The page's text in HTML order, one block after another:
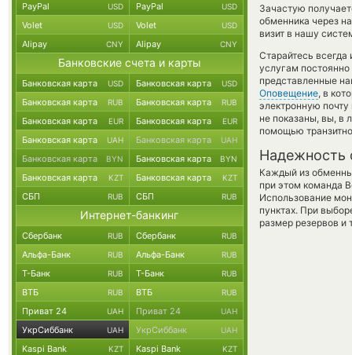
Зачастую
обменника через
визит в нашу
Старайтесь всегда
услугам
представленные
Оповещение, в
электронную
не показаны, вы, в
помощью
Надежность
Каждый из
при этом команда
Использование
пунктах. При
размер резервов и
PayPal USD PayPal USD
Volet USD Volet USD
Alipay CNY Alipay CNY
Банковские счета и карты
Банковская карта USD Банковская карта USD
Банковская карта RUB Банковская карта RUB
Банковская карта EUR Банковская карта EUR
Банковская карта UAH Банковская карта UAH
Банковская карта BYN Банковская карта BYN
Банковская карта KZT Банковская карта KZT
СБП RUB СБП RUB
Интернет-банкинг
Сбербанк RUB Сбербанк RUB
Альфа-Банк RUB Альфа-Банк RUB
Т-Банк RUB Т-Банк RUB
ВТБ RUB ВТБ RUB
Приват 24 UAH Приват 24 UAH
УкрСиббанк UAH УкрСиббанк UAH
Kaspi Bank KZT Kaspi Bank KZT